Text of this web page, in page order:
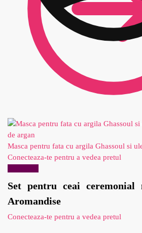
Masca pentru fata cu argila Ghassoul si
Conecteaza-te pentru a vedea pretul
Set pentru ceai ceremonial
Aromandise
Conecteaza-te pentru a vedea pretul